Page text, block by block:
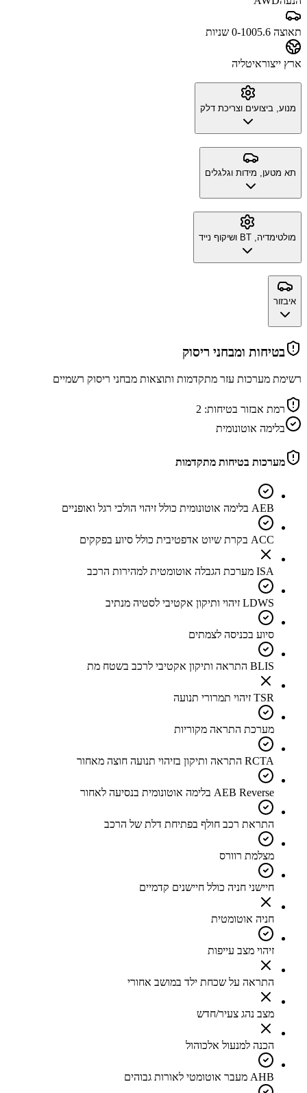
תאוצה 0-100 5.6 שניות
ארץ ייצוראיטליה
מנוע, ביצועים וצריכת דלק
תא מטען, מידות וגלגלים
מולטימדיה, BT ושיקוף נייד
איבזור
בטיחות ומבחני ריסוק
רשימת מערכות עזר מתקדמות ותוצאות מבחני ריסוק רשמיים
רמת אבזור בטיחות: 2
בלימה אוטונומית
מערכות בטיחות מתקדמות
AEB בלימה אוטונומית כולל זיהוי הולכי רגל ואופניים
ACC בקרת שיוט אדפטיבית כולל סיוע בפקקים
ISA מערכת הגבלה אוטומטית למהירות הרכב
LDWS זיהוי ותיקון אקטיבי לסטיה מנתיב
סיוע בכניסה לצמתים
BLIS התראה ותיקון אקטיבי לרכב בשטח מת
TSR זיהוי תמרורי תנועה
מערכת התראה מקוריות
RCTA התראה ותיקון בזיהוי תנועה חוצה מאחור
AEB Reverse בלימה אוטונומית בנסיעה לאחור
התראת רכב חולף בפתיחת דלת של הרכב
מצלמת רוורס
חיישני חניה כולל חיישנים קדמיים
חניה אוטומטית
זיהוי מצב עייפות
התראה על שכחת ילד במושב אחורי
מצב נהג צעיר/חדש
הכנה למנעול אלכוהול
AHB מעבר אוטומטי לאורות גבוהים